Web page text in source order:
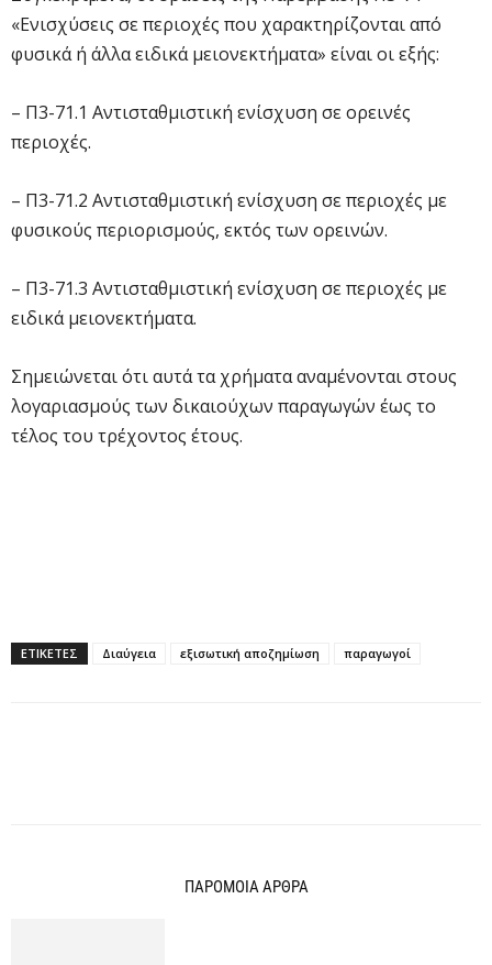
«Ενισχύσεις σε περιοχές που χαρακτηρίζονται από
φυσικά ή άλλα ειδικά μειονεκτήματα» είναι οι εξής:
– Π3-71.1 Αντισταθμιστική ενίσχυση σε ορεινές
περιοχές.
– Π3-71.2 Αντισταθμιστική ενίσχυση σε περιοχές με
φυσικούς περιορισμούς, εκτός των ορεινών.
– Π3-71.3 Αντισταθμιστική ενίσχυση σε περιοχές με
ειδικά μειονεκτήματα.
Σημειώνεται ότι αυτά τα χρήματα αναμένονται στους
λογαριασμούς των δικαιούχων παραγωγών έως το
τέλος του τρέχοντος έτους.
ΕΤΙΚΕΤΕΣ Διαύγεια εξισωτική αποζημίωση παραγωγοί
ΠΑΡΟΜΟΙΑ ΑΡΘΡΑ